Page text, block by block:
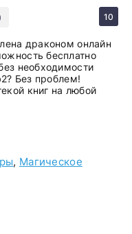
10
драконом онлайн
бесплатно
необходимости
Без проблем!
книг на любой
, Магическое